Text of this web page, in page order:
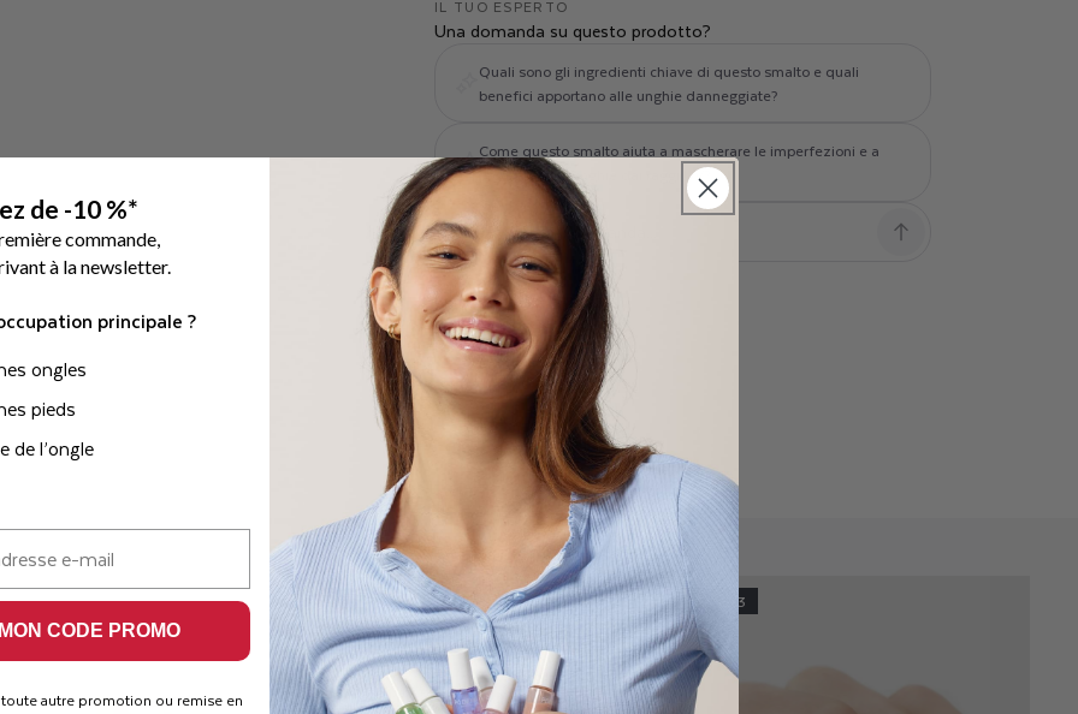
IL TUO ESPERTO
Una domanda su questo prodotto?
Quali sono gli ingredienti chiave di questo smalto e quali
benefici apportano alle unghie danneggiate?
Come questo smalto aiuta a mascherare le imperfezioni e a
proteggere le unghie dai raggi UV?
FASE 2 FASE 3
de -10 %*
commande,
à la newsletter.
principale ?
ongles
pieds
de l’ongle
CODE PROMO
autre promotion ou remise en